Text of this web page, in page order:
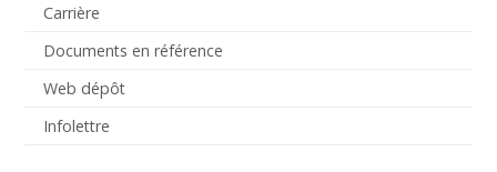
Carrière
Documents en référence
Web dépôt
Infolettre